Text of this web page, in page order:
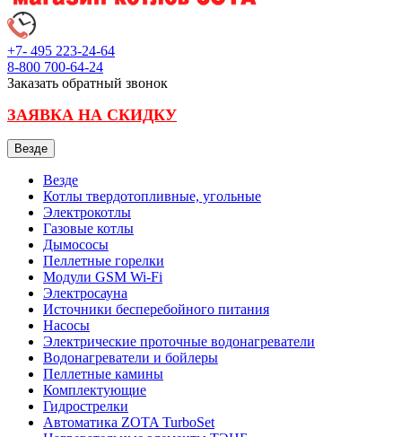
+7- 495 223-24-64
8-800 700-64-24
Заказать обратный звонок
ЗАЯВКА НА СКИДКУ
Везде
Везде
Котлы твердотопливные, угольные
Электрокотлы
Газовые котлы
Дымососы
Пеллетные горелки
Модули GSM Wi-Fi
Электросауна
Источники бесперебойного питания
Насосы
Электрические проточные водонагреватели
Водонагреватели и бойлеры
Пеллетные камины
Комплектующие
Гидрострелки
Автоматика ZOTA TurboSet